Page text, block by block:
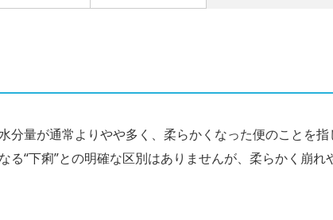
分量が通常よりやや多く、柔らかくなった便のことを
る“下痢”との明確な区別はありませんが、柔らかく崩れ